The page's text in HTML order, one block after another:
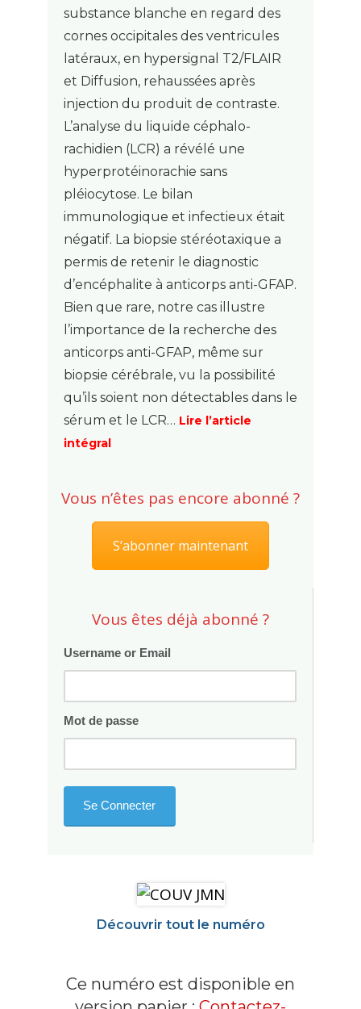
substance blanche en regard des
cornes occipitales des ventricules
latéraux, en hypersignal T2/FLAIR
et Diffusion, rehaussées après
injection du produit de contraste.
L’analyse du liquide céphalo-
rachidien (LCR) a révélé une
hyperprotéinorachie sans
pléiocytose. Le bilan
immunologique et infectieux était
négatif. La biopsie stéréotaxique a
permis de retenir le diagnostic
d’encéphalite à anticorps anti-GFAP.
Bien que rare, notre cas illustre
l’importance de la recherche des
anticorps anti-GFAP, même sur
biopsie cérébrale, vu la possibilité
qu’ils soient non détectables dans le
sérum et le LCR… Lire l’article
intégral
Vous n’êtes pas encore abonné ?
S’abonner maintenant
Vous êtes déjà abonné ?
Username or Email
Mot de passe
Découvrir tout le numéro
Ce numéro est disponible en